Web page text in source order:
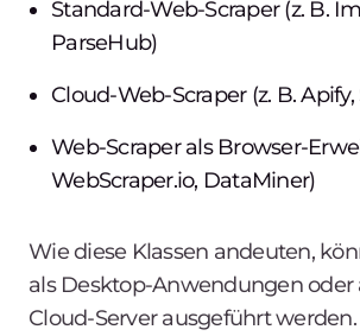
Standard-Web-Scraper (z. B.
ParseHub)
Cloud-Web-Scraper (z. B.
Web-Scraper als Browser-
WebScraper.io, DataMiner)
Wie diese Klassen andeuten,
als Desktop-Anwendungen oder
Cloud-Server ausgeführt